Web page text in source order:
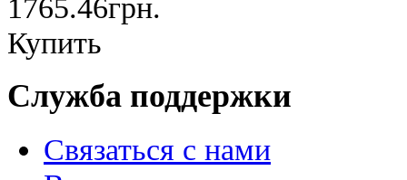
1765.46грн.
Купить
Служба поддержки
Связаться с нами